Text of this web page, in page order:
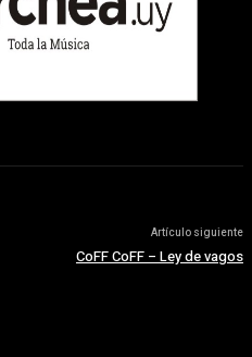
Artículo siguiente
CoFF CoFF – Ley de vagos